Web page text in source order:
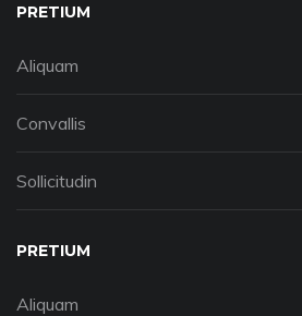
PRETIUM
Aliquam
Convallis
Sollicitudin
PRETIUM
Aliquam